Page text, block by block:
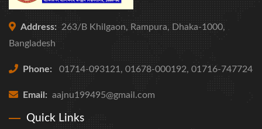
Address:
263/B Khilgaon, Rampura, Dhaka-1000,
Bangladesh
Phone: 01714-093121, 01678-000192, 01716-747724
Email: aajnu199495@gmail.com
Quick Links